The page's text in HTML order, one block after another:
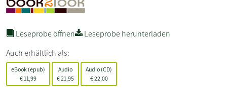
Leseprobe öffnen
Leseprobe herunterladen
Auch erhältlich als:
eBook (epub)
€ 11,99
Audio
€21,95
Audio (CD)
€22,00